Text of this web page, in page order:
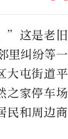
”这是老旧
里纠纷等一
大屯街道平
之家停车场
民和周边商